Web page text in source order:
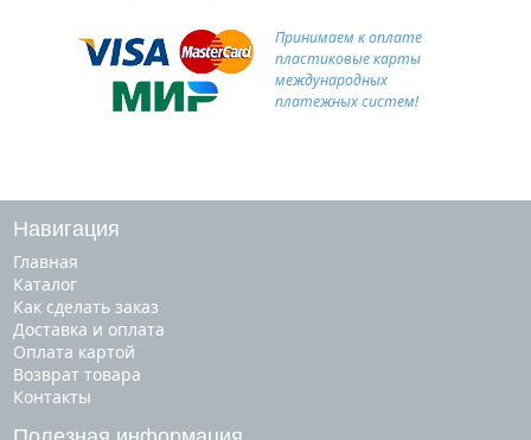
Принимаем к оплате
пластиковые карты
международных
платежных систем!
Навигация
Главная
Каталог
Как сделать заказ
Доставка и оплата
Оплата картой
Возврат товара
Контакты